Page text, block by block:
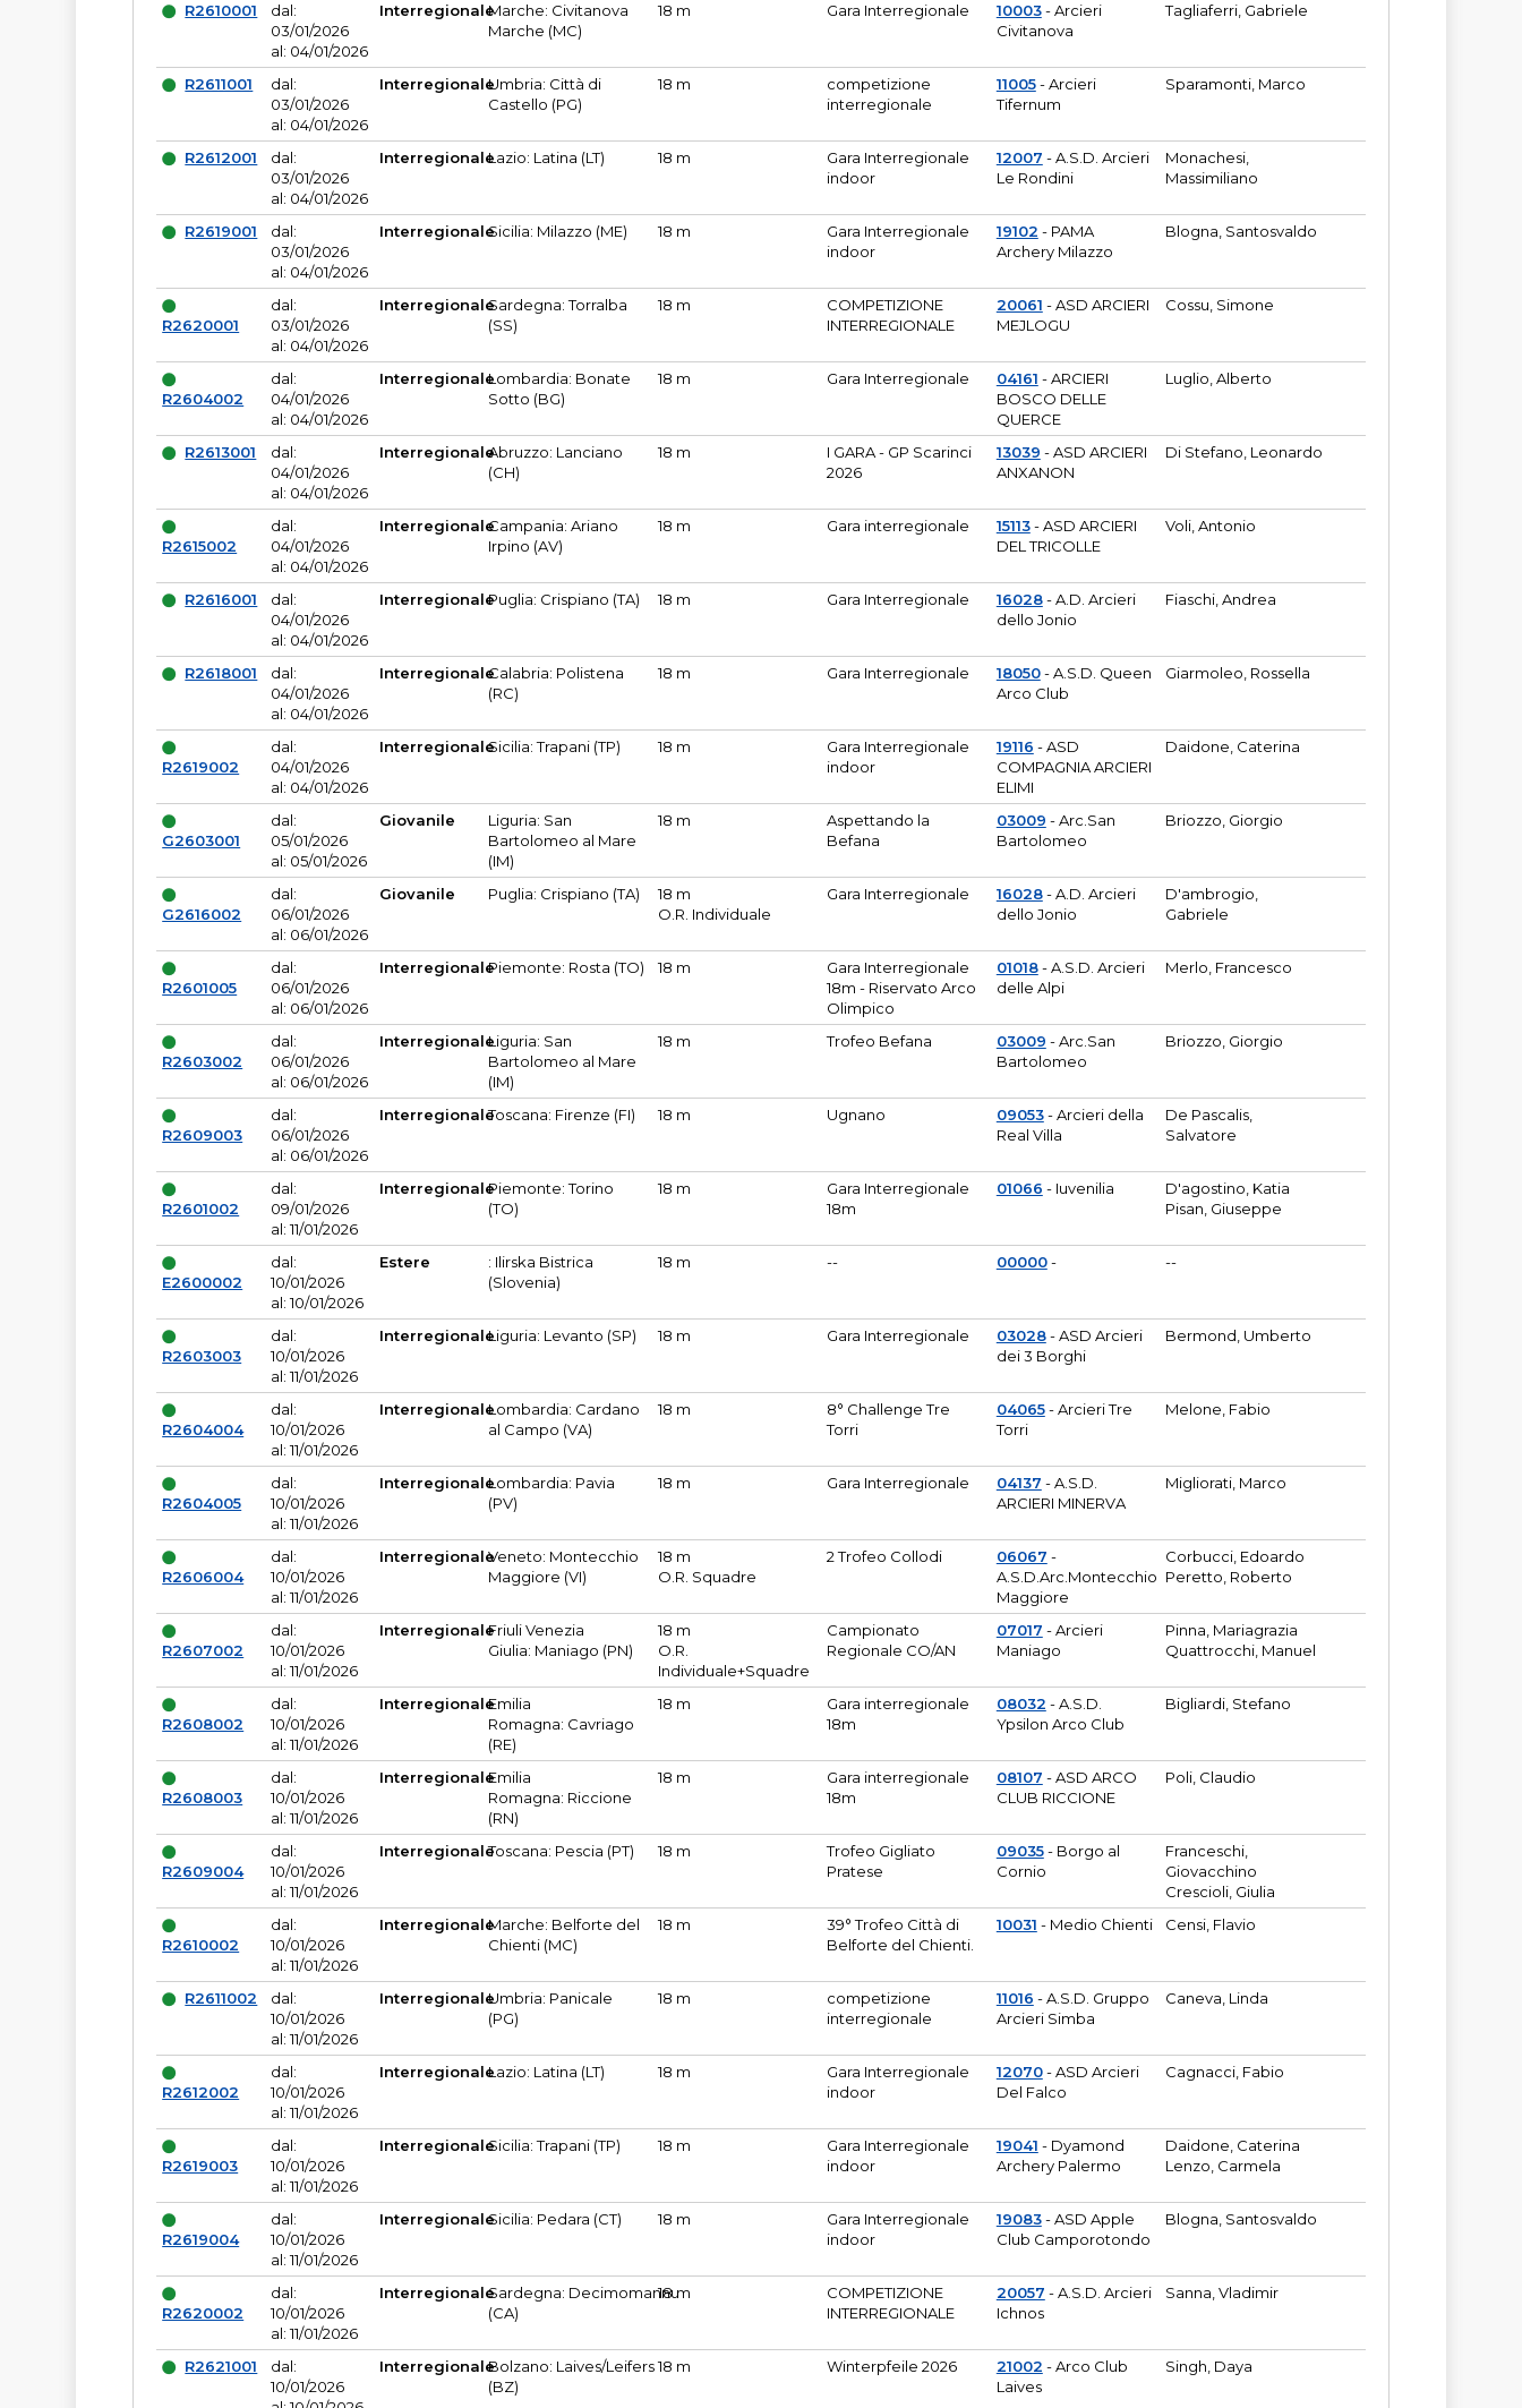
R2610001
dal:
03/01/2026
al: 04/01/2026
InterregionaleMarche: Civitanova
Marche (MC)
18 m Gara Interregionale 10003- Arcieri
Civitanova
Tagliaferri, Gabriele
R2611001
dal:
03/01/2026
al: 04/01/2026
InterregionaleUmbria: Città di
Castello (PG)
18 m
competizione
interregionale
11005- Arcieri
Tifernum
Sparamonti, Marco
R2612001
dal:
03/01/2026
al: 04/01/2026
InterregionaleLazio: Latina (LT) 18 m
Gara Interregionale
indoor
12007 - A.S.D. Arcieri
Le Rondini
Monachesi,
Massimiliano
R2619001
dal:
03/01/2026
al: 04/01/2026
InterregionaleSicilia: Milazzo (ME) 18 m
Gara Interregionale
indoor
19102 - PAMA
Archery Milazzo
Blogna, Santosvaldo
R2620001
dal:
03/01/2026
al: 04/01/2026
InterregionaleSardegna: Torralba
(SS)
18 m
COMPETIZIONE
INTERREGIONALE
20061 - ASD ARCIERI
MEJLOGU
Cossu, Simone
R2604002
dal:
04/01/2026
al: 04/01/2026
InterregionaleLombardia: Bonate
Sotto (BG)
18 m Gara Interregionale 04161 - ARCIERI
BOSCO DELLE
QUERCE
Luglio, Alberto
R2613001
dal:
04/01/2026
al: 04/01/2026
InterregionaleAbruzzo: Lanciano
(CH)
18 m
I GARA - GP Scarinci
2026
13039 - ASD ARCIERI
ANXANON
Di Stefano, Leonardo
R2615002
dal:
04/01/2026
al: 04/01/2026
InterregionaleCampania: Ariano
Irpino (AV)
18 m Gara interregionale 15113- ASD ARCIERI
DEL TRICOLLE
Voli, Antonio
R2616001
dal:
04/01/2026
al: 04/01/2026
InterregionalePuglia: Crispiano (TA) 18 m Gara Interregionale 16028- A.D. Arcieri
dello Jonio
Fiaschi, Andrea
R2618001
dal:
04/01/2026
al: 04/01/2026
InterregionaleCalabria: Polistena
(RC)
18 m Gara Interregionale 18050- A.S.D. Queen
Arco Club
Giarmoleo, Rossella
R2619002
dal:
04/01/2026
al: 04/01/2026
InterregionaleSicilia: Trapani (TP) 18 m
Gara Interregionale
indoor
19116 - ASD
COMPAGNIA ARCIERI
ELIMI
Daidone, Caterina
G2603001
dal:
05/01/2026
al: 05/01/2026
Giovanile
Liguria: San
Bartolomeo al Mare
(IM)
18 m
Aspettando la
Befana
03009 - Arc.San
Bartolomeo
Briozzo, Giorgio
G2616002
dal:
06/01/2026
al: 06/01/2026
Giovanile Puglia: Crispiano (TA)
18 m
O.R. Individuale
Gara Interregionale 16028- A.D. Arcieri
dello Jonio
D'ambrogio,
Gabriele
R2601005
dal:
06/01/2026
al: 06/01/2026
InterregionalePiemonte: Rosta (TO) 18 m
Gara Interregionale
18m - Riservato Arco
Olimpico
01018- A.S.D. Arcieri
delle Alpi
Merlo, Francesco
R2603002
dal:
06/01/2026
al: 06/01/2026
InterregionaleLiguria: San
Bartolomeo al Mare
(IM)
18 m Trofeo Befana 03009 - Arc.San
Bartolomeo
Briozzo, Giorgio
R2609003
dal:
06/01/2026
al: 06/01/2026
InterregionaleToscana: Firenze (FI) 18 m Ugnano 09053- Arcieri della
Real Villa
De Pascalis,
Salvatore
R2601002
dal:
09/01/2026
al: 11/01/2026
InterregionalePiemonte: Torino
(TO)
18 m
Gara Interregionale
18m
01066 - Iuvenilia
D'agostino, Katia
Pisan, Giuseppe
E2600002
dal:
10/01/2026
al: 10/01/2026
Estere
: Ilirska Bistrica
(Slovenia)
18 m -- 00000- --
R2603003
dal:
10/01/2026
al: 11/01/2026
InterregionaleLiguria: Levanto (SP) 18 m Gara Interregionale 03028- ASD Arcieri
dei 3 Borghi
Bermond, Umberto
R2604004
dal:
10/01/2026
al: 11/01/2026
InterregionaleLombardia: Cardano
al Campo (VA)
18 m
8° Challenge Tre
Torri
04065- Arcieri Tre
Torri
Melone, Fabio
R2604005
dal:
10/01/2026
al: 11/01/2026
InterregionaleLombardia: Pavia
(PV)
18 m Gara Interregionale 04137 - A.S.D.
ARCIERI MINERVA
Migliorati, Marco
R2606004
dal:
10/01/2026
al: 11/01/2026
InterregionaleVeneto: Montecchio
Maggiore (VI)
18 m
O.R. Squadre
2 Trofeo Collodi 06067 -
A.S.D.Arc.Montecchio
Maggiore
Corbucci, Edoardo
Peretto, Roberto
R2607002
dal:
10/01/2026
al: 11/01/2026
InterregionaleFriuli Venezia
Giulia: Maniago (PN)
18 m
O.R.
Individuale+Squadre
Campionato
Regionale CO/AN
07017 - Arcieri
Maniago
Pinna, Mariagrazia
Quattrocchi, Manuel
R2608002
dal:
10/01/2026
al: 11/01/2026
InterregionaleEmilia
Romagna: Cavriago
(RE)
18 m
Gara interregionale
18m
08032 - A.S.D.
Ypsilon Arco Club
Bigliardi, Stefano
R2608003
dal:
10/01/2026
al: 11/01/2026
InterregionaleEmilia
Romagna: Riccione
(RN)
18 m
Gara interregionale
18m
08107 - ASD ARCO
CLUB RICCIONE
Poli, Claudio
R2609004
dal:
10/01/2026
al: 11/01/2026
InterregionaleToscana: Pescia (PT) 18 m
Trofeo Gigliato
Pratese
09035- Borgo al
Cornio
Franceschi,
Giovacchino
Crescioli, Giulia
R2610002
dal:
10/01/2026
al: 11/01/2026
InterregionaleMarche: Belforte del
Chienti (MC)
18 m
39° Trofeo Città di
Belforte del Chienti.
10031 - Medio Chienti Censi, Flavio
R2611002
dal:
10/01/2026
al: 11/01/2026
InterregionaleUmbria: Panicale
(PG)
18 m
competizione
interregionale
11016 - A.S.D. Gruppo
Arcieri Simba
Caneva, Linda
R2612002
dal:
10/01/2026
al: 11/01/2026
InterregionaleLazio: Latina (LT) 18 m
Gara Interregionale
indoor
12070- ASD Arcieri
Del Falco
Cagnacci, Fabio
R2619003
dal:
10/01/2026
al: 11/01/2026
InterregionaleSicilia: Trapani (TP) 18 m
Gara Interregionale
indoor
19041 - Dyamond
Archery Palermo
Daidone, Caterina
Lenzo, Carmela
R2619004
dal:
10/01/2026
al: 11/01/2026
InterregionaleSicilia: Pedara (CT) 18 m
Gara Interregionale
indoor
19083- ASD Apple
Club Camporotondo
Blogna, Santosvaldo
R2620002
dal:
10/01/2026
al: 11/01/2026
InterregionaleSardegna: Decimomannu
(CA)
18 m
COMPETIZIONE
INTERREGIONALE
20057 - A.S.D. Arcieri
Ichnos
Sanna, Vladimir
R2621001
dal:
10/01/2026
InterregionaleBolzano: Laives/Leifers
(BZ)
18 m Winterpfeile 2026 21002 - Arco Club
Laives
Singh, Daya